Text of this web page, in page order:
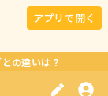
アプリで開く
の違いは？